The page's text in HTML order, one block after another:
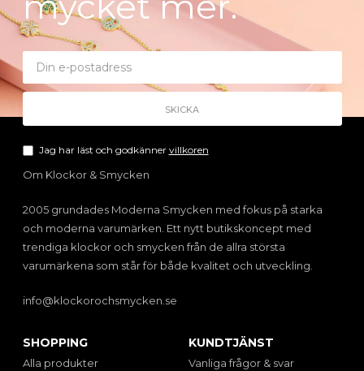
Jag har läst och godkänner villkoren
Om Klockor & Smycken
2005 grundades Moderna Smycken med fokus på starka
och moderna varumärken. Ett nytt butikskoncept med
trendiga klockor och smycken från de allra största
varumärkena som står för både kvalitet och utveckling.
info@klockorochsmycken.se
SHOPPING
Alla produkter
KUNDTJÄNST
Vanliga frågor & svar